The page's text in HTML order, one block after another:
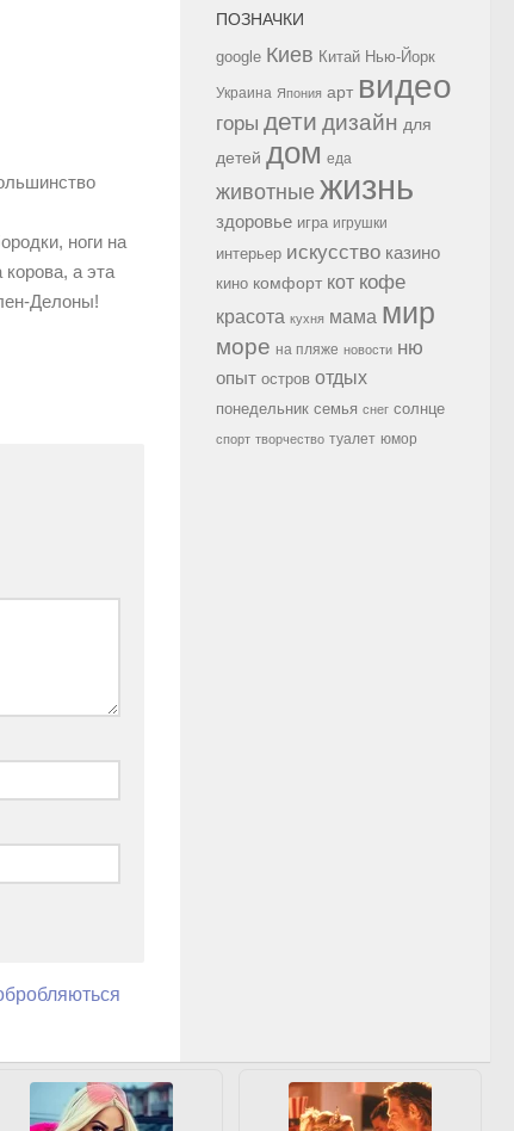
ноги на
а эта
Делоны!
ПОЗНАЧКИ
google Киев Китай Нью-Йорк
Украина Япония арт видео
горы дети дизайн для
детей дом еда
животные жизнь
здоровье игра игрушки
интерьер искусство казино
кино комфорт кот кофе
красота кухня мама мир
море на пляже новости ню
опыт остров отдых
понедельник семья снег солнце
спорт творчество туалет юмор